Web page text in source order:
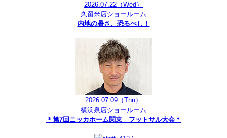
2026.07.22 （Wed）
久留米店ショールーム
内地の暑さ、恐るべし！
2026.07.09 （Thu）
横浜泉店ショールーム
＊第7回ニッカホーム関東 フットサル大会＊